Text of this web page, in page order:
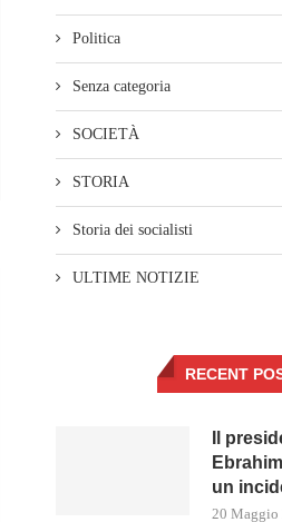
Politica
Senza categoria
SOCIETÀ
STORIA
Storia dei socialisti
ULTIME NOTIZIE
RECENT
Il
un
20 Maggio